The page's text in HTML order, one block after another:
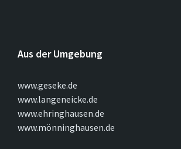
Aus der Umgebung
www.geseke.de
www.langeneicke.de
www.ehringhausen.de
www.mönninghausen.de